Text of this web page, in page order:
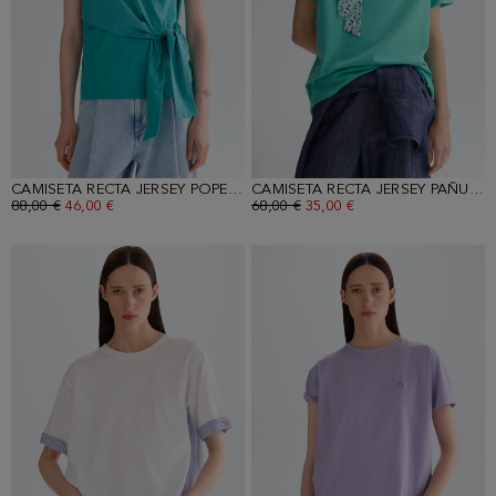
CAMISETA RECTA JERSEY POPELÍN
PRECIO ANTERIOR:
88,00 € PRECIO ACTUAL:
46,00 €
CAMISETA RECTA JERSEY PAÑUELO
PRECIO ANTERIOR:
68,00 € PRECIO ACTUAL:
35,00 €